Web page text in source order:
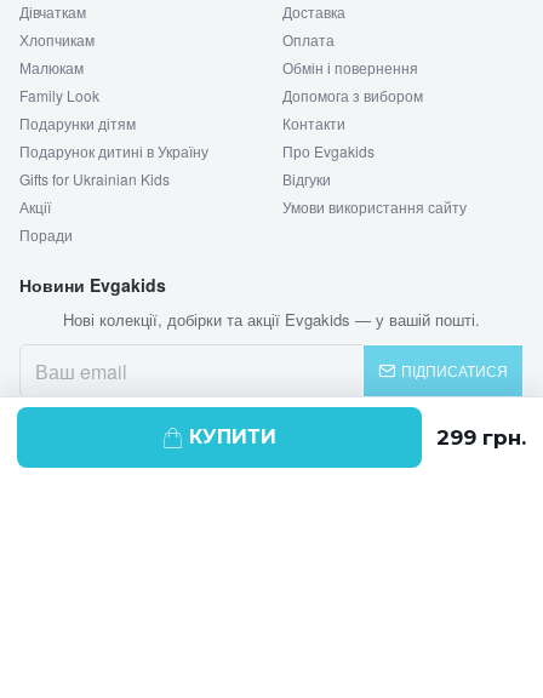
КУПИТИ
Дівчаткам
Хлопчикам
Малюкам
Family Look
Подарунки дітям
Подарунок дитині в Україну
Gifts for Ukrainian Kids
Акції
Поради
Доставка
Оплата
Обмін і повернення
Допомога з вибором
Контакти
Про Evgakids
Відгуки
Умови використання сайту
Новини Evgakids
Нові колекції, добірки та акції Evgakids — у вашій пошті.
ПІДПИСАТИСЯ